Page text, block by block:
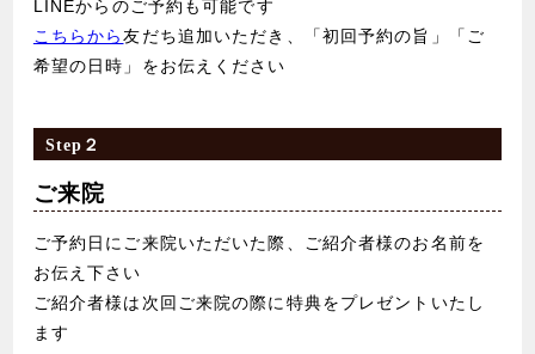
LINEからのご予約も可能です
こちらから友だち追加いただき、「初回予約の旨」「ご
希望の日時」をお伝えください
Step２
ご来院
ご予約日にご来院いただいた際、ご紹介者様のお名前を
お伝え下さい
ご紹介者様は次回ご来院の際に特典をプレゼントいたし
ます